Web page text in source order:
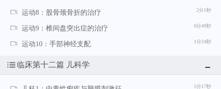
2分1秒
运动8：股骨颈骨折的治疗
0分49秒
运动9：椎间盘突出症的治疗
1分24秒
运动10：手部神经支配
临床第十二篇 儿科学
5分17秒